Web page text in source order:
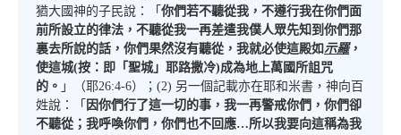
猶大國神的子民說：「 你們若不聽從我，不遵行我在你們面
前所設立的律法，不聽從我一再差遣我僕人眾先知到你們那
裏去所說的話，你們果然沒有聽從，我就必使這殿如示羅，
使這城(按：即「聖城」耶路撒冷)成為地上萬國所詛咒
的。 」（耶26:4-6）；(2) 另一個記載亦在耶和米書，神向百
姓說：「 因你們行了這一切的事，我一再警戒你們，你們卻
不聽從；我呼喚你們，你們也不回應…所以我要向這稱為我